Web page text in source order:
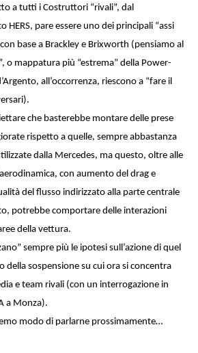
a tutti i Costruttori “rivali”, dal
HERS, pare essere uno dei principali “assi
base a Brackley e Brixworth (pensiamo al
o mappatura più “estrema” della Power-
all’occorrenza, riescono a “fare il
che basterebbe montare delle prese
rispetto a quelle, sempre abbastanza
dalla Mercedes, ma questo, oltre alle
con aumento del drag e
del flusso indirizzato alla parte centrale
potrebbe comportare delle interazioni
della vettura.
sempre più le ipotesi sull’azione di quel
della sospensione su cui ora si concentra
e team rivali (con un interrogazione in
a Monza).
modo di parlarne prossimamente…